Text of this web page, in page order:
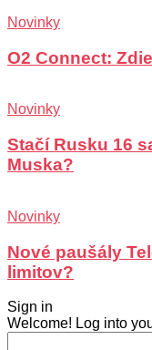
Novinky
O2 Connect:
Novinky
Stačí Rusku 16
Muska?
Novinky
Nové paušály
limitov?
Sign in
Welcome! Log into